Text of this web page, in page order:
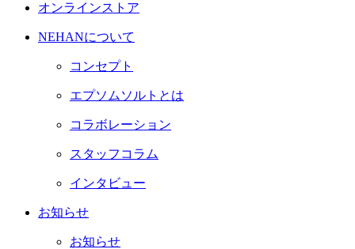
オンラインストア
NEHANについて
コンセプト
エプソムソルトとは
コラボレーション
スタッフコラム
インタビュー
お知らせ
お知らせ